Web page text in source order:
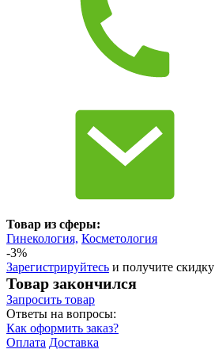
Товар из сферы:
Гинекология, Косметология
-3%
Зарегистрируйтесь и получите
Товар закончился
Запросить товар
Ответы на вопросы:
Как оформить заказ?
Оплата Доставка